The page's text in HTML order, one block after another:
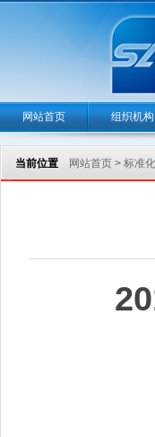
网站首页 组织机构
当前位置 网站首页 > 标准